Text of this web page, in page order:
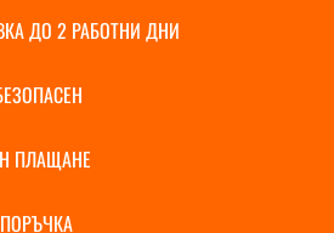
ДО 2 РАБОТНИ ДНИ
ПЛАЩАНЕ